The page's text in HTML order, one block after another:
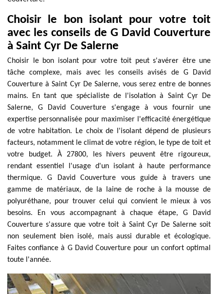
Choisir le bon isolant pour votre toit
avec les conseils de G David Couverture
à Saint Cyr De Salerne
Choisir le bon isolant pour votre toit peut s'avérer être une
tâche complexe, mais avec les conseils avisés de G David
Couverture à Saint Cyr De Salerne, vous serez entre de bonnes
mains. En tant que spécialiste de l'isolation à Saint Cyr De
Salerne, G David Couverture s'engage à vous fournir une
expertise personnalisée pour maximiser l'efficacité énergétique
de votre habitation. Le choix de l'isolant dépend de plusieurs
facteurs, notamment le climat de votre région, le type de toit et
votre budget. À 27800, les hivers peuvent être rigoureux,
rendant essentiel l'usage d'un isolant à haute performance
thermique. G David Couverture vous guide à travers une
gamme de matériaux, de la laine de roche à la mousse de
polyuréthane, pour trouver celui qui convient le mieux à vos
besoins. En vous accompagnant à chaque étape, G David
Couverture s'assure que votre toit à Saint Cyr De Salerne soit
non seulement bien isolé, mais aussi durable et écologique.
Faites confiance à G David Couverture pour un confort optimal
toute l'année.